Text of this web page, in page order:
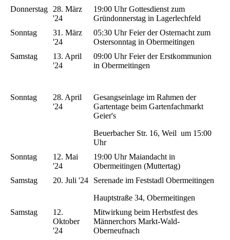
Donnerstag
28. März
'24
19:00 Uhr Gottesdienst zum
Gründonnerstag in Lagerlechfeld
Sonntag
31. März
'24
05:30 Uhr Feier der Osternacht zum
Ostersonntag in Obermeitingen
Samstag
13. April
'24
09:00 Uhr Feier der Erstkommunion
in Obermeitingen
Sonntag
28. April
'24
Gesangseinlage im Rahmen der
Gartentage beim Gartenfachmarkt
Geier's
Beuerbacher Str. 16, Weil um 15:00
Uhr
Sonntag
12. Mai
'24
19:00 Uhr Maiandacht in
Obermeitingen (Muttertag)
Samstag
20. Juli '24
Serenade im Feststadl Obermeitingen
Hauptstraße 34, Obermeitingen
Samstag
12.
Oktober
'24
Mitwirkung beim Herbstfest des
Männerchors Markt-Wald-
Oberneufnach